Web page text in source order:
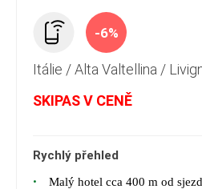
-6%
Itálie /Alta Valtellina /
SKIPAS V CENĚ
Rychlý přehled
Malý hotel cca 400 m od